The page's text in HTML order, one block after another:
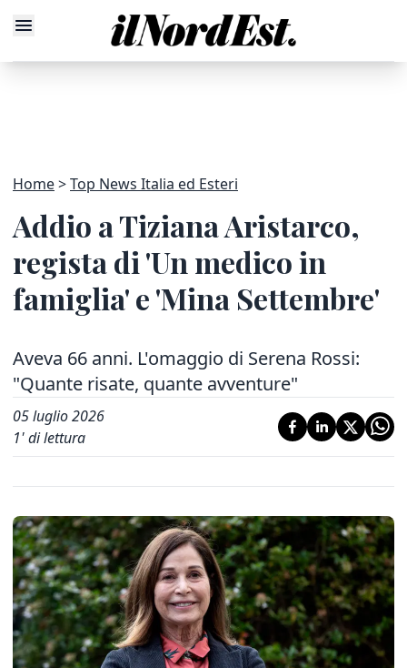
Home Top News Italia ed Esteri
Addio a Tiziana Aristarco,
regista di 'Un medico in
famiglia' e 'Mina Settembre'
Aveva 66 anni. L'omaggio di Serena Rossi:
"Quante risate, quante avventure"
05 luglio 2026
1' di lettura